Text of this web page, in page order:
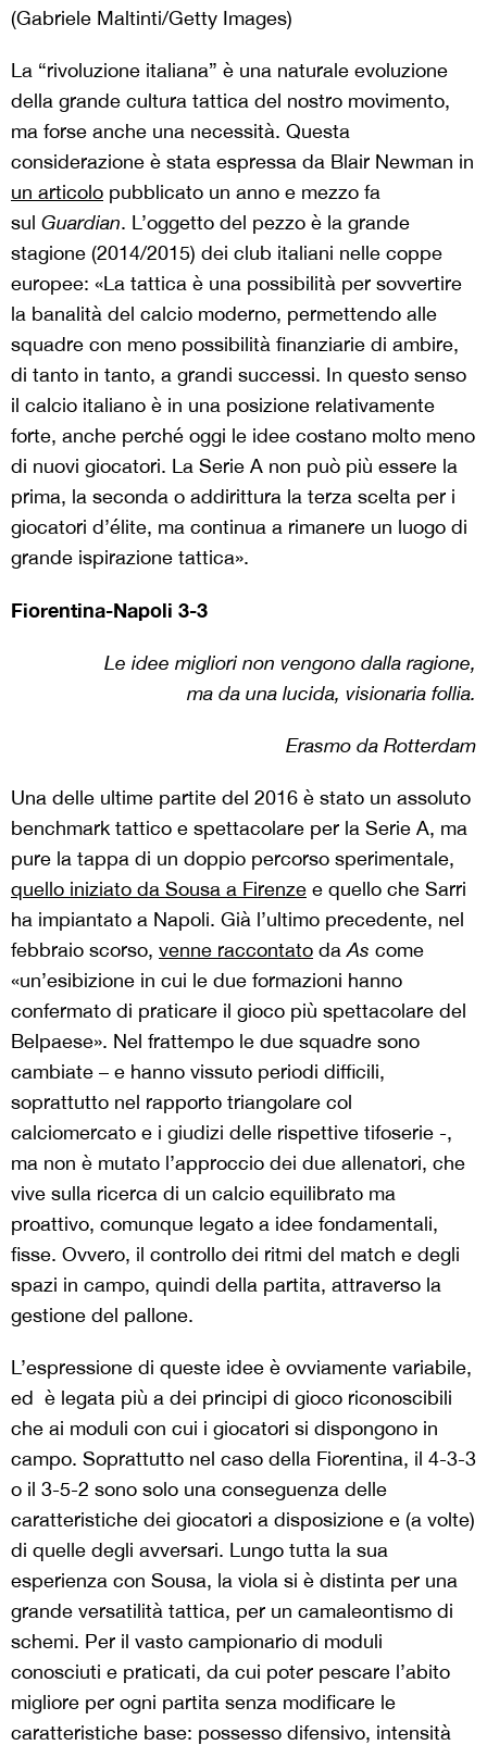
(Gabriele Maltinti/Getty Images)
La “rivoluzione italiana” è una naturale evoluzione
della grande cultura tattica del nostro movimento,
ma forse anche una necessità. Questa
considerazione è stata espressa da Blair Newman in
un articolo pubblicato un anno e mezzo fa
sul Guardian. L’oggetto del pezzo è la grande
stagione (2014/2015) dei club italiani nelle coppe
europee: «La tattica è una possibilità per sovvertire
la banalità del calcio moderno, permettendo alle
squadre con meno possibilità finanziarie di ambire,
di tanto in tanto, a grandi successi. In questo senso
il calcio italiano è in una posizione relativamente
forte, anche perché oggi le idee costano molto meno
di nuovi giocatori. La Serie A non può più essere la
prima, la seconda o addirittura la terza scelta per i
giocatori d’élite, ma continua a rimanere un luogo di
grande ispirazione tattica».
Fiorentina-Napoli 3-3
Le idee migliori non vengono dalla ragione,
ma da una lucida, visionaria follia.
Erasmo da Rotterdam
Una delle ultime partite del 2016 è stato un assoluto
benchmark tattico e spettacolare per la Serie A, ma
pure la tappa di un doppio percorso sperimentale,
quello iniziato da Sousa a Firenze e quello che Sarri
ha impiantato a Napoli. Già l’ultimo precedente, nel
febbraio scorso, venne raccontato daAs come
«un’esibizione in cui le due formazioni hanno
confermato di praticare il gioco più spettacolare del
Belpaese». Nel frattempo le due squadre sono
cambiate – e hanno vissuto periodi difficili,
soprattutto nel rapporto triangolare col
calciomercato e i giudizi delle rispettive tifoserie -,
ma non è mutato l’approccio dei due allenatori, che
vive sulla ricerca di un calcio equilibrato ma
proattivo, comunque legato a idee fondamentali,
fisse. Ovvero, il controllo dei ritmi del match e degli
spazi in campo, quindi della partita, attraverso la
gestione del pallone.
L’espressione di queste idee è ovviamente variabile,
ed è legata più a dei principi di gioco riconoscibili
che ai moduli con cui i giocatori si dispongono in
campo. Soprattutto nel caso della Fiorentina, il 4-3-3
o il 3-5-2 sono solo una conseguenza delle
caratteristiche dei giocatori a disposizione e (a volte)
di quelle degli avversari. Lungo tutta la sua
esperienza con Sousa, la viola si è distinta per una
grande versatilità tattica, per un camaleontismo di
schemi. Per il vasto campionario di moduli
conosciuti e praticati, da cui poter pescare l’abito
migliore per ogni partita senza modificare le
caratteristiche base: possesso difensivo, intensità